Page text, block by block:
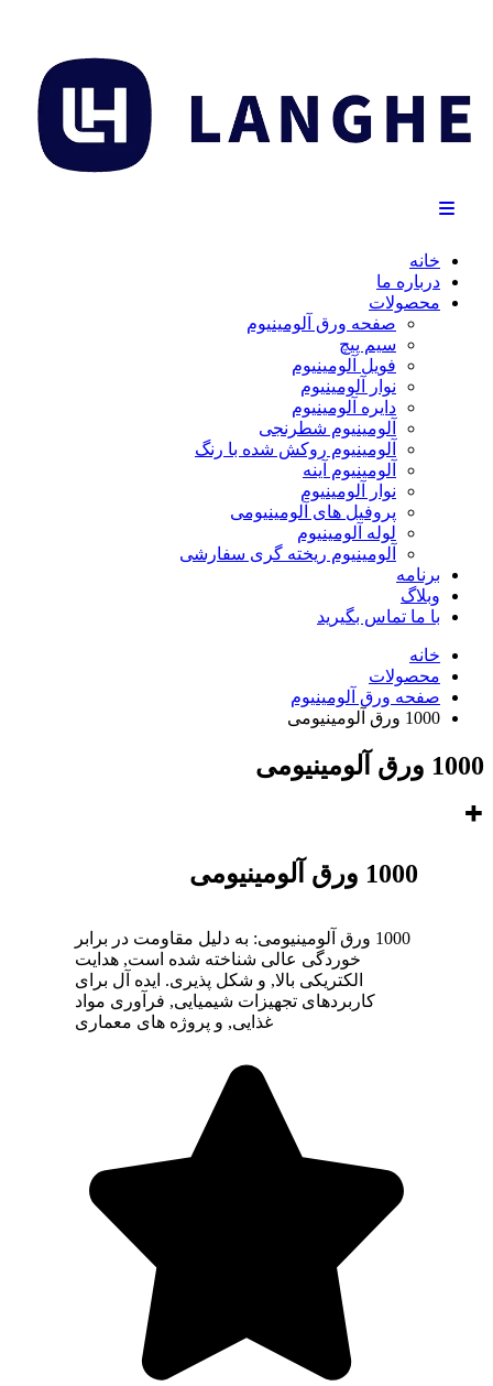
خانه
درباره ما
محصولات
صفحه ورق آلومینیوم
سیم پیچ
فویل آلومینیوم
نوار آلومینیوم
دایره آلومینیوم
آلومینیوم شطرنجی
آلومینیوم روکش شده با رنگ
آلومینیوم آینه
نوار آلومینیوم
پروفیل های آلومینیومی
لوله آلومینیوم
آلومینیوم ریخته گری سفارشی
برنامه
وبلاگ
با ما تماس بگیرید
خانه
محصولات
صفحه ورق آلومینیوم
1000 ورق آلومینیومی
1000 ورق آلومینیومی
1000 ورق آلومینیومی
1000 ورق آلومینیومی: به دلیل مقاومت در برابر
خوردگی عالی شناخته شده است, هدایت
الکتریکی بالا, و شکل پذیری. ایده آل برای
کاربردهای تجهیزات شیمیایی, فرآوری مواد
غذایی, و پروژه های معماری